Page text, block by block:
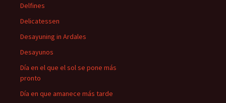
Delfines
Delicatessen
Desayuning in Ardales
Desayunos
Día en el que el sol se pone más
pronto
Día en que amanece más tarde